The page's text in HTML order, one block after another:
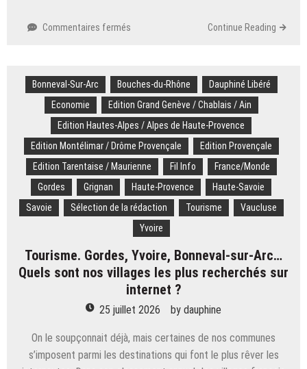
Commentaires fermés
“attachiantes” » :
pourquoi
ces
éleveurs
aiment
autant
les
vaches
Hérens
?
Continue Reading
Bonneval-Sur-Arc Bouches-du-Rhône
Dauphiné Libéré
Economie
Edition Grand Genève / Chablais / Ain
Edition Hautes-Alpes / Alpes de Haute-Provence
Edition Montélimar / Drôme Provençale
Edition Provençale
Edition Tarentaise / Maurienne
Fil Info
France/Monde
Gordes
Grignan Haute-Provence
Haute-Savoie
Savoie
Sélection de la rédaction Tourisme
Vaucluse
Yvoire
Tourisme. Gordes, Yvoire, Bonneval-sur-Arc…
Quels sont nos villages les plus recherchés sur
internet ?
25 juillet 2026 by dauphine
On le soupçonnait déjà, mais certaines de nos communes
s’imposent parmi les destinations qui font le plus rêver les